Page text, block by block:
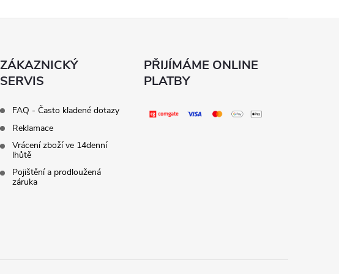
ZÁKAZNICKÝ
SERVIS
FAQ - Často kladené dotazy
Reklamace
Vrácení zboží ve 14denní
lhůtě
Pojištění a prodloužená
záruka
PŘIJÍMÁME ONLINE
PLATBY